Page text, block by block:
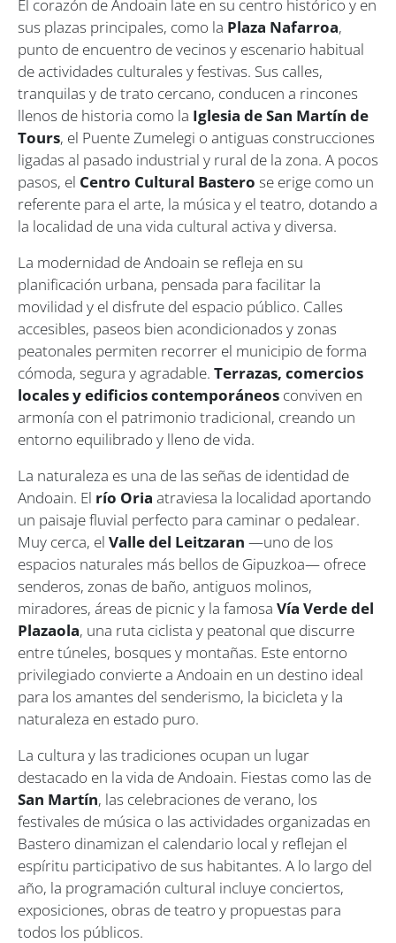
El corazón de Andoain late en su centro histórico y en
sus plazas principales, como la Plaza Nafarroa,
punto de encuentro de vecinos y escenario habitual
de actividades culturales y festivas. Sus calles,
tranquilas y de trato cercano, conducen a rincones
llenos de historia como la Iglesia de San Martín de
Tours, el Puente Zumelegi o antiguas construcciones
ligadas al pasado industrial y rural de la zona. A pocos
pasos, el Centro Cultural Bastero se erige como un
referente para el arte, la música y el teatro, dotando a
la localidad de una vida cultural activa y diversa.
La modernidad de Andoain se refleja en su
planificación urbana, pensada para facilitar la
movilidad y el disfrute del espacio público. Calles
accesibles, paseos bien acondicionados y zonas
peatonales permiten recorrer el municipio de forma
cómoda, segura y agradable. Terrazas, comercios
locales y edificios contemporáneos conviven en
armonía con el patrimonio tradicional, creando un
entorno equilibrado y lleno de vida.
La naturaleza es una de las señas de identidad de
Andoain. El río Oria atraviesa la localidad aportando
un paisaje fluvial perfecto para caminar o pedalear.
Muy cerca, el Valle del Leitzaran —uno de los
espacios naturales más bellos de Gipuzkoa— ofrece
senderos, zonas de baño, antiguos molinos,
miradores, áreas de picnic y la famosa Vía Verde del
Plazaola, una ruta ciclista y peatonal que discurre
entre túneles, bosques y montañas. Este entorno
privilegiado convierte a Andoain en un destino ideal
para los amantes del senderismo, la bicicleta y la
naturaleza en estado puro.
La cultura y las tradiciones ocupan un lugar
destacado en la vida de Andoain. Fiestas como las de
San Martín, las celebraciones de verano, los
festivales de música o las actividades organizadas en
Bastero dinamizan el calendario local y reflejan el
espíritu participativo de sus habitantes. A lo largo del
año, la programación cultural incluye conciertos,
exposiciones, obras de teatro y propuestas para
todos los públicos.